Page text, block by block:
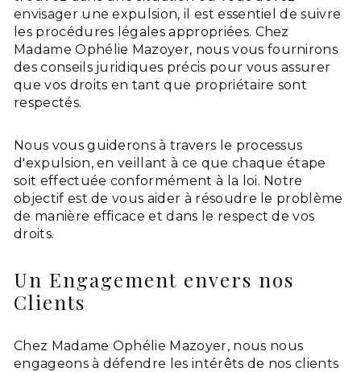
envisager une expulsion, il est essentiel de suivre
les procédures légales appropriées. Chez
Madame Ophélie Mazoyer, nous vous fournirons
des conseils juridiques précis pour vous assurer
que vos droits en tant que propriétaire sont
respectés.
Nous vous guiderons à travers le processus
d'expulsion, en veillant à ce que chaque étape
soit effectuée conformément à la loi. Notre
objectif est de vous aider à résoudre le problème
de manière efficace et dans le respect de vos
droits.
Un Engagement envers nos
Clients
Chez Madame Ophélie Mazoyer, nous nous
engageons à défendre les intérêts de nos clients